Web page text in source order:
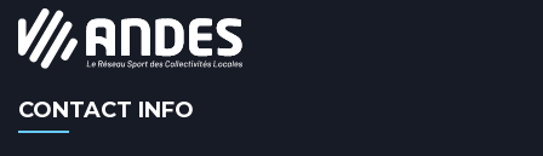
CONTACT INFO